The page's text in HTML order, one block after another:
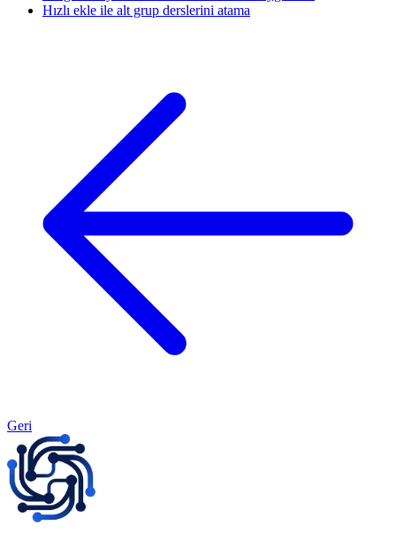
Hızlı ekle ile alt grup derslerini atama
Geri